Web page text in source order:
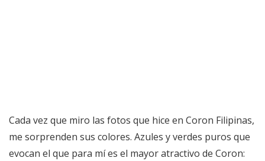
Cada vez que miro las fotos que hice en Coron Filipinas,
me sorprenden sus colores. Azules y verdes puros que
evocan el que para mí es el mayor atractivo de Coron: